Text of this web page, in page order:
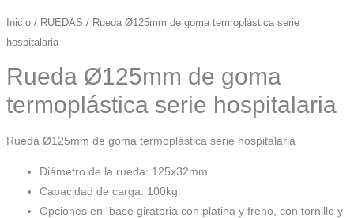
Inicio/ RUEDAS / Rueda Ø125mm de goma termoplástica serie
hospitalaria
Rueda Ø125mm de goma
termoplástica serie hospitalaria
Rueda Ø125mm de goma termoplástica serie hospitalaria
Diámetro de la rueda: 125x32mm
Capacidad de carga: 100kg.
Opciones en base giratoria con platina y freno, con tornillo y